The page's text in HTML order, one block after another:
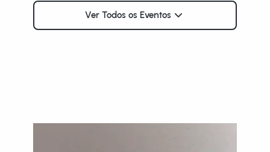
Ver Todos os Eventos